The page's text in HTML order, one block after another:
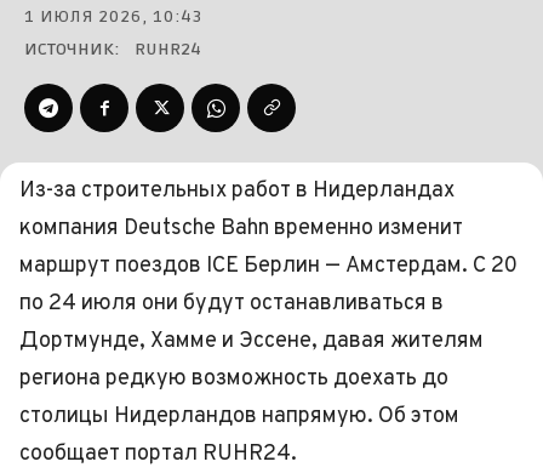
1 ИЮЛЯ 2026, 10:43
ИСТОЧНИК:
RUHR24
Из-за строительных работ в Нидерландах
компания Deutsche Bahn временно изменит
маршрут поездов ICE Берлин — Амстердам. С 20
по 24 июля они будут останавливаться в
Дортмунде, Хамме и Эссене, давая жителям
региона редкую возможность доехать до
столицы Нидерландов напрямую. Об этом
сообщает портал RUHR24.